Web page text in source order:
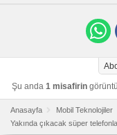
Şu anda 1 misafirin
Anasayfa Mobil Teknolojiler
Yakında çıkacak süper